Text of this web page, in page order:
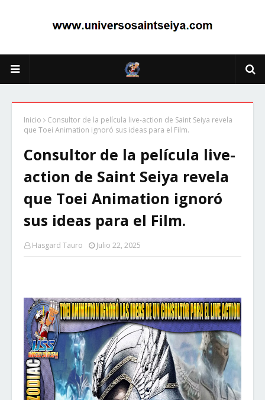
Inicio
Consultor de la película live-action de Saint Seiya revela
que Toei Animation ignoró sus ideas para el Film.
Consultor de la película live-
action de Saint Seiya revela
que Toei Animation ignoró
sus ideas para el Film.
Hasgard Tauro Julio 22, 2025